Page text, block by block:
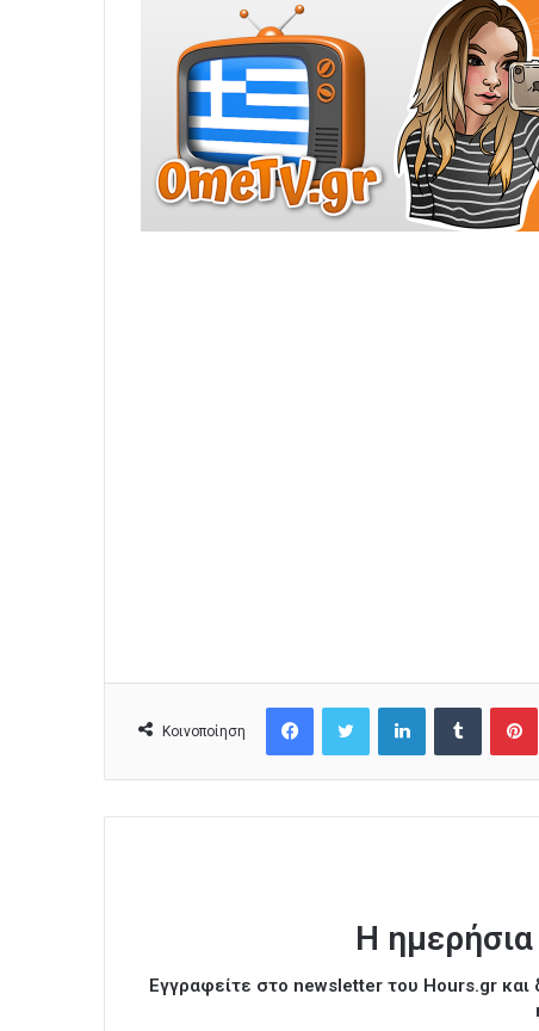
Κοινοποίηση
Η
Εγγραφείτε στο newsletter του Hours.gr και